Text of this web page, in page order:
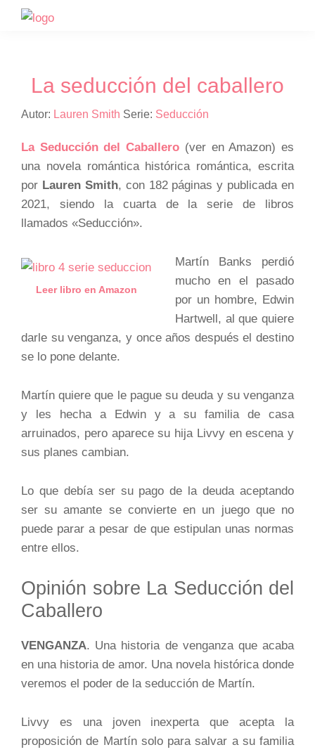
Saltar
principal
Saltar
La seducción del caballero
Autor: Lauren Smith Serie: Seducción
La Seducción del Caballero (ver en Amazon) es
una novela romántica histórica romántica, escrita
por Lauren Smith, con 182 páginas y publicada en
2021, siendo la cuarta de la serie de libros
llamados «Seducción».
Leer libro en Amazon
Martín Banks perdió
mucho en el pasado
por un hombre, Edwin
Hartwell, al que quiere
darle su venganza, y once años después el destino
se lo pone delante.
Martín quiere que le pague su deuda y su venganza
y les hecha a Edwin y a su familia de casa
arruinados, pero aparece su hija Livvy en escena y
sus planes cambian.
Lo que debía ser su pago de la deuda aceptando
ser su amante se convierte en un juego que no
puede parar a pesar de que estipulan unas normas
entre ellos.
Opinión sobre La Seducción del
Caballero
VENGANZA. Una historia de venganza que acaba
en una historia de amor. Una novela histórica donde
veremos el poder de la seducción de Martín.
Livvy es una joven inexperta que acepta la
proposición de Martín solo para salvar a su familia